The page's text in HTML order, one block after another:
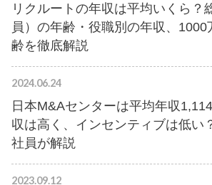
リクルートの年収は平均いくら？
員）の年齢・役職別の年収、
齢を徹底解説
2024.06.24
日本M&Aセンターは平均年収
収は高く、インセンティブは低い
社員が解説
2023.09.12